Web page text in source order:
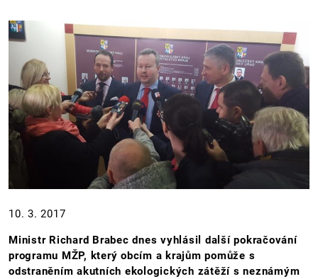
10. 3. 2017
Ministr Richard Brabec dnes vyhlásil další pokračování
programu MŽP, který obcím a krajům pomůže s
odstraněním akutních ekologických zátěží s neznámým